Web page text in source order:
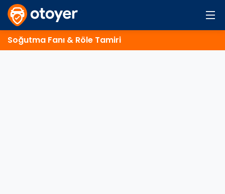
Soğutma Fanı & Röle Tamiri